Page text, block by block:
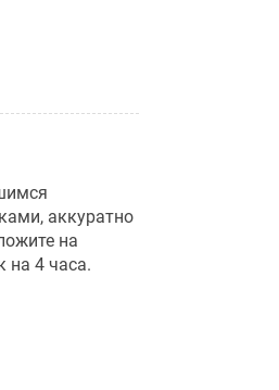
аккуратно
на
на 4 часа.